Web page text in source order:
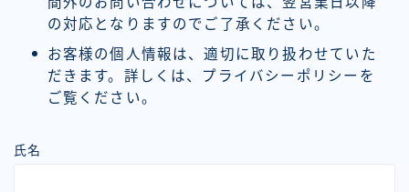
の対応となりますのでご了承ください。
お客様の個人情報は、適切に取り扱わせていた
だきます。詳しくは、プライバシーポリシーを
ご覧ください。
氏名